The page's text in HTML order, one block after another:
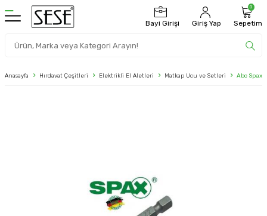
Bayi Girişi Giriş Yap
0
Sepetim
Anasayfa Hırdavat Çeşitleri Elektrikli El Aletleri Matkap Ucu ve Setleri Abc Spax